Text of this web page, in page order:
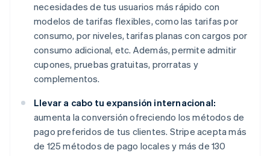
necesidades de tus usuarios más rápido con
modelos de tarifas flexibles, como las tarifas por
consumo, por niveles, tarifas planas con cargos por
consumo adicional, etc. Además, permite admitir
cupones, pruebas gratuitas, prorratas y
complementos.
Llevar a cabo tu expansión internacional:
aumenta la conversión ofreciendo los métodos de
pago preferidos de tus clientes. Stripe acepta más
de 125 métodos de pago locales y más de 130